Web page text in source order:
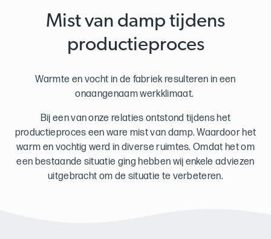
Mist van damp tijdens
productieproces
Warmte en vocht in de fabriek resulteren in een
onaangenaam werkklimaat.
Bij een van onze relaties ontstond tijdens het
productieproces een ware mist van damp. Waardoor het
warm en vochtig werd in diverse ruimtes. Omdat het om
een bestaande situatie ging hebben wij enkele adviezen
uitgebracht om de situatie te verbeteren.